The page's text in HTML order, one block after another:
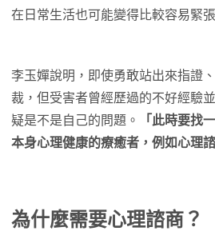
在日常生活也可能變得比較容易緊
李玉嬋說明，即使勇敢站出來指證
裁，但受害者曾經歷過的不好經驗
疑是不是自己的問題。
「此時要找
本身心理健康的療癒者，例如心理
為什麼需要心理諮商？